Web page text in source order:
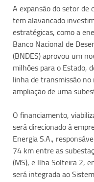
A expansão do setor de
tem alavancado
estratégicas, como a
Banco Nacional de
(BNDES) aprovou um
milhões para o Estado,
linha de transmissão
ampliação de uma
O financiamento,
será direcionado à
Energia S.A.,
74 km entre as
(MS), e Ilha Solteira 2,
será integrada ao